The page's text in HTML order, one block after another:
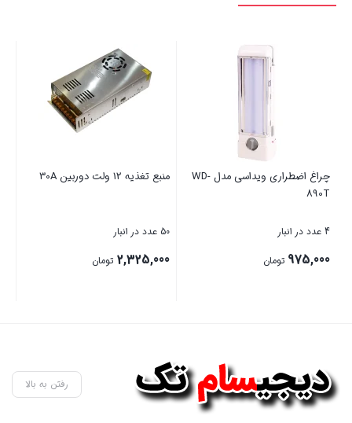
چراغ اضطراری ویداسی مدل WD-
890T
4 عدد در انبار
975,000 تومان
منبع تغذیه 12 ولت دوربین 30A
50 عدد در انبار
2,325,000 تومان
رفتن به بالا